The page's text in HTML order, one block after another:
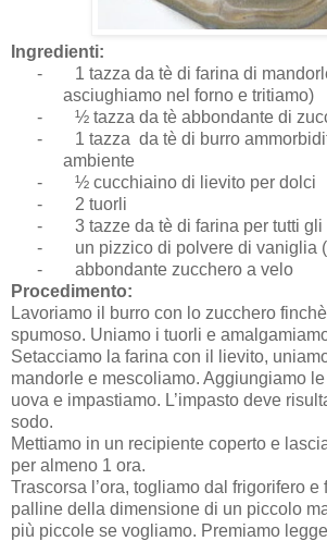
Ingredienti:
-
1 tazza da tè di farina di
asciughiamo nel forno e tritiamo)
-
½ tazza da tè abbondante di
-
1 tazza da tè di burro
ambiente
-
½ cucchiaino di lievito per dolci
-
2 tuorli
-
3 tazze da tè di farina per tutti gli
-
un pizzico di polvere di vaniglia
-
abbondante zucchero a velo
Procedimento:
Lavoriamo il burro con lo zucchero
spumoso. Uniamo i tuorli e
Setacciamo la farina con il lievito,
mandorle e mescoliamo. Aggiungiamo
uova e impastiamo. L’impasto deve
sodo.
Mettiamo in un recipiente coperto e
per almeno 1 ora.
Trascorsa l’ora, togliamo dal frigorifero e
palline della dimensione di un piccolo
più piccole se vogliamo. Premiamo